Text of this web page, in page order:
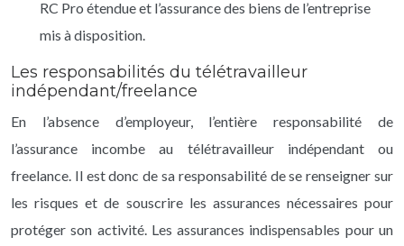
RC Pro étendue et l’assurance des biens de l’entreprise
mis à disposition.
Les responsabilités du télétravailleur
indépendant/freelance
En l’absence d’employeur, l’entière responsabilité de
l’assurance incombe au télétravailleur indépendant ou
freelance. Il est donc de sa responsabilité de se renseigner sur
les risques et de souscrire les assurances nécessaires pour
protéger son activité. Les assurances indispensables pour un